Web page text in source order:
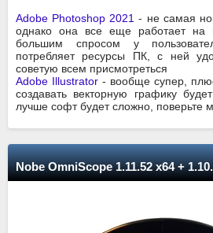
Adobe Photoshop 2021 - не самая
однако она все еще работает на
большим спросом у
потребляет ресурсы ПК, с ней
советую всем присмотреться
Adobe Illustrator - вообще супер,
создавать векторную графику
лучше софт будет сложно, поверьте
Nobe OmniScope 1.11.52 x64 +